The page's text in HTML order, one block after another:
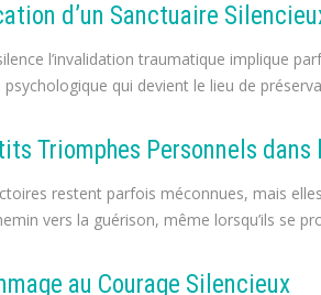
d’un Sanctuaire
l’invalidation traumatique implique
psychologique qui devient le lieu de
Triomphes Personnels dans
restent parfois méconnues, mais
vers la guérison, même lorsqu’ils se
au Courage Silencieux